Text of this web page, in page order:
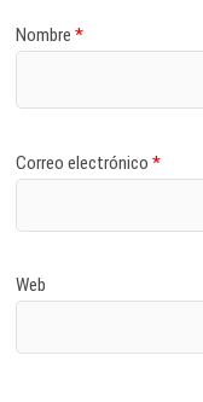
Nombre*
Correo electrónico*
Web